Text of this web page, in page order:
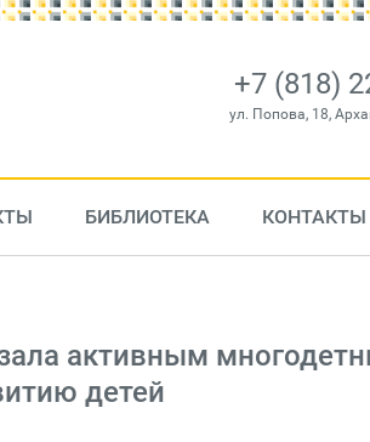
+7 (818)
ул. Попова, 18,
БИБЛИОТЕКА КОНТАКТЫ
активным
детей